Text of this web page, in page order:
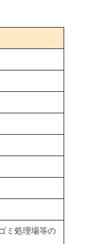
ミ処理場等の